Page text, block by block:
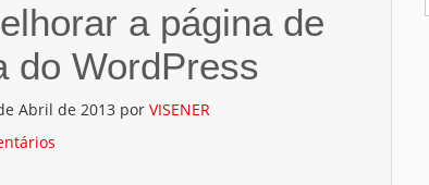
a página de
do WordPress
Abril de 2013 por VISENER